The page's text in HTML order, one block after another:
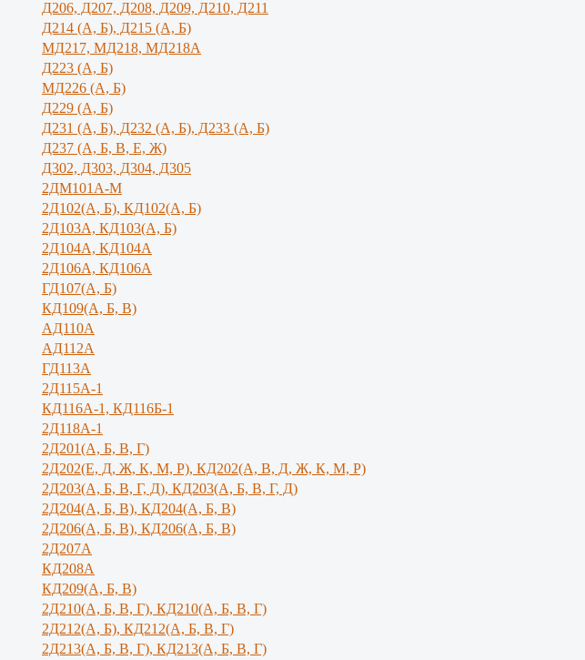
Д206, Д207, Д208, Д209, Д210, Д211
Д214 (А, Б), Д215 (А, Б)
МД217, МД218, МД218А
Д223 (А, Б)
МД226 (А, Б)
Д229 (А, Б)
Д231 (А, Б), Д232 (А, Б), Д233 (А, Б)
Д237 (А, Б, В, Е, Ж)
Д302, Д303, Д304, Д305
2ДМ101А-М
2Д102(А, Б), КД102(А, Б)
2Д103А, КД103(А, Б)
2Д104А, КД104А
2Д106А, КД106А
ГД107(А, Б)
КД109(А, Б, В)
АД110А
АД112А
ГД113А
2Д115А-1
КД116А-1, КД116Б-1
2Д118А-1
2Д201(А, Б, В, Г)
2Д202(Е, Д, Ж, К, М, Р), КД202(А, В, Д, Ж, К, М, Р)
2Д203(А, Б, В, Г, Д), КД203(А, Б, В, Г, Д)
2Д204(А, Б, В), КД204(А, Б, В)
2Д206(А, Б, В), КД206(А, Б, В)
2Д207А
КД208А
КД209(А, Б, В)
2Д210(А, Б, В, Г), КД210(А, Б, В, Г)
2Д212(А, Б), КД212(А, Б, В, Г)
2Д213(А, Б, В, Г), КД213(А, Б, В, Г)